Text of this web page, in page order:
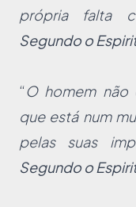
própria falta
Segundo o
“O homem não
que está num
pelas suas
Segundo o